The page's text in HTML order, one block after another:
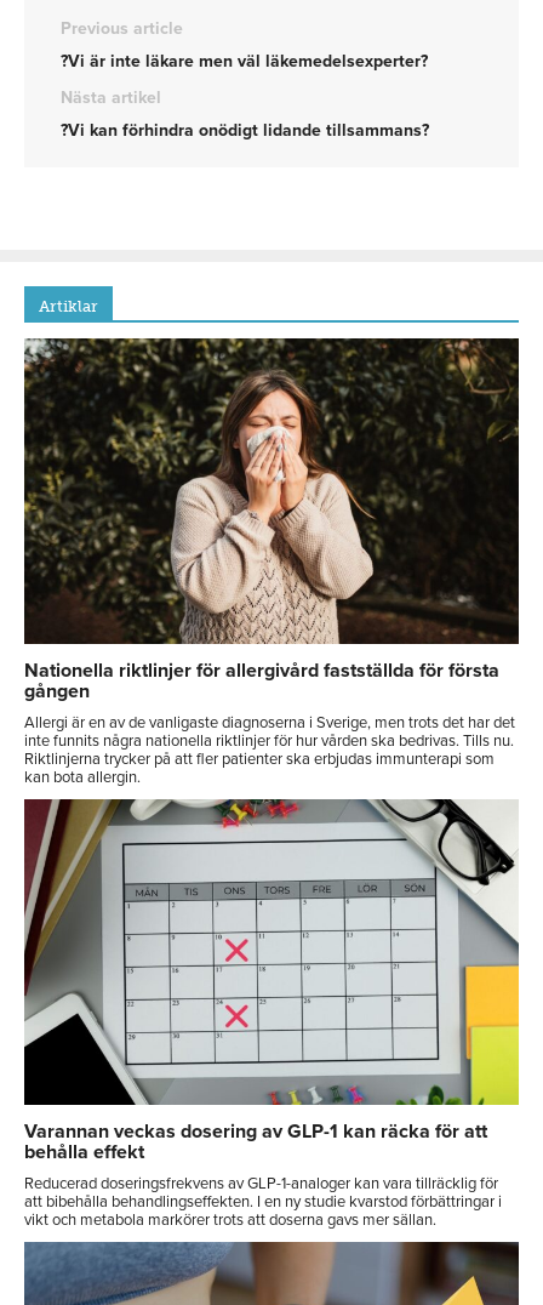
Previous article
?Vi är inte läkare men väl läkemedelsexperter?
Nästa artikel
?Vi kan förhindra onödigt lidande tillsammans?
Artiklar
Nationella riktlinjer för allergivård fastställda för första
gången
Allergi är en av de vanligaste diagnoserna i Sverige, men trots det har det
inte funnits några nationella riktlinjer för hur vården ska bedrivas. Tills nu.
Riktlinjerna trycker på att fler patienter ska erbjudas immunterapi som
kan bota allergin.
Varannan veckas dosering av GLP-1 kan räcka för att
behålla effekt
Reducerad doseringsfrekvens av GLP-1-analoger kan vara tillräcklig för
att bibehålla behandlingseffekten. I en ny studie kvarstod förbättringar i
vikt och metabola markörer trots att doserna gavs mer sällan.